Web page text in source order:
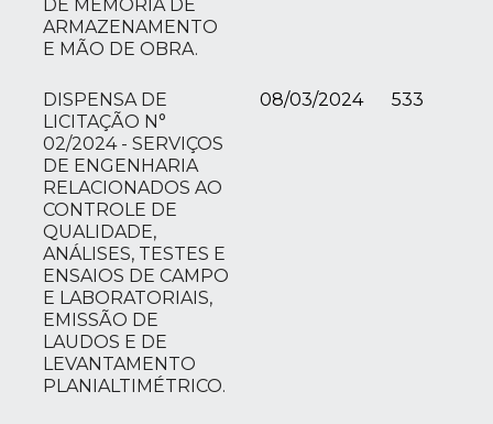
DE MEMÓRIA DE
ARMAZENAMENTO
E MÃO DE OBRA.
DISPENSA DE
LICITAÇÃO N°
02/2024 - SERVIÇOS
DE ENGENHARIA
RELACIONADOS AO
CONTROLE DE
QUALIDADE,
ANÁLISES, TESTES E
ENSAIOS DE CAMPO
E LABORATORIAIS,
EMISSÃO DE
LAUDOS E DE
LEVANTAMENTO
PLANIALTIMÉTRICO.
08/03/2024 533